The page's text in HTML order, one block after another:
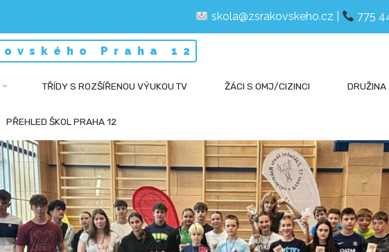
skola@zsrakovskeho.cz
775
Praha 12
TŘÍDY S ROZŠÍŘENOU VÝUKOU TV ŽÁCI S OMJ/CIZINCI DRUŽINA
PŘEHLED ŠKOL PRAHA 12